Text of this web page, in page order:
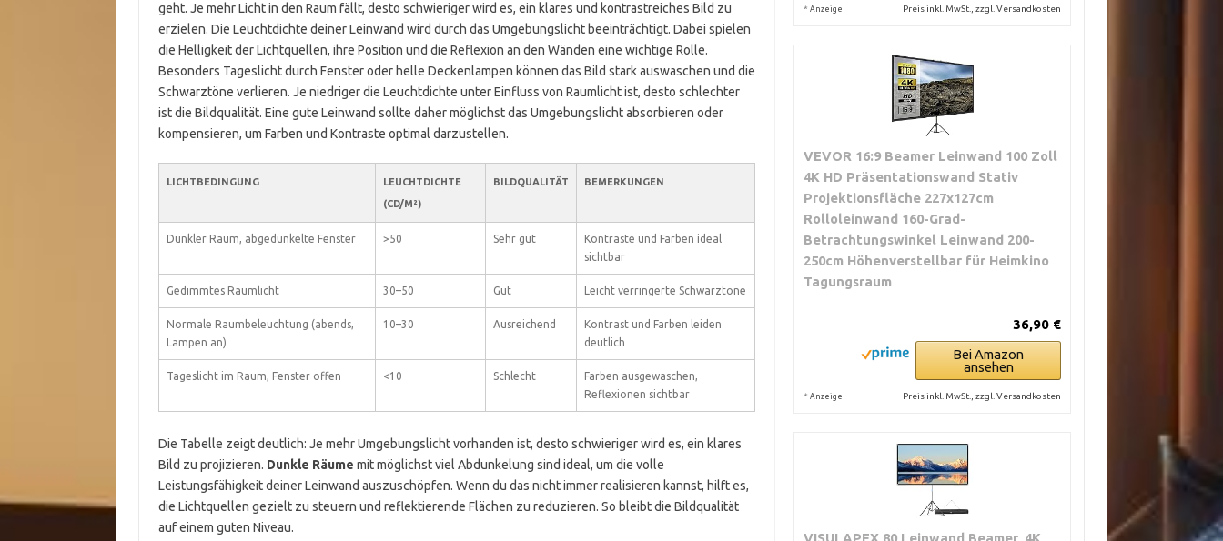
geht. Je mehr Licht in den Raum fällt, desto schwieriger wird es, ein klares und kontrastreiches Bild zu
erzielen. Die Leuchtdichte deiner Leinwand wird durch das Umgebungslicht beeinträchtigt. Dabei spielen
die Helligkeit der Lichtquellen, ihre Position und die Reflexion an den Wänden eine wichtige Rolle.
Besonders Tageslicht durch Fenster oder helle Deckenlampen können das Bild stark auswaschen und die
Schwarztöne verlieren. Je niedriger die Leuchtdichte unter Einfluss von Raumlicht ist, desto schlechter
ist die Bildqualität. Eine gute Leinwand sollte daher möglichst das Umgebungslicht absorbieren oder
kompensieren, um Farben und Kontraste optimal darzustellen.
LICHTBEDINGUNG
LEUCHTDICHTE
(CD/M²)
BILDQUALITÄT BEMERKUNGEN
Dunkler Raum, abgedunkelte Fenster >50 Sehr gut
Kontraste und Farben ideal
sichtbar
Gedimmtes Raumlicht 30–50 Gut Leicht verringerte Schwarztöne
Normale Raumbeleuchtung (abends,
Lampen an)
10–30 Ausreichend
Kontrast und Farben leiden
deutlich
Tageslicht im Raum, Fenster offen <10 Schlecht
Farben ausgewaschen,
Reflexionen sichtbar
Die Tabelle zeigt deutlich: Je mehr Umgebungslicht vorhanden ist, desto schwieriger wird es, ein klares
Bild zu projizieren. Dunkle Räume mit möglichst viel Abdunkelung sind ideal, um die volle
Leistungsfähigkeit deiner Leinwand auszuschöpfen. Wenn du das nicht immer realisieren kannst, hilft es,
die Lichtquellen gezielt zu steuern und reflektierende Flächen zu reduzieren. So bleibt die Bildqualität
auf einem guten Niveau.
* Anzeige Preis inkl. MwSt., zzgl. Versandkosten
VEVOR 16:9 Beamer Leinwand 100 Zoll
4K HD Präsentationswand Stativ
Projektionsfläche 227x127cm
Rolloleinwand ​160-Grad-
Betrachtungswinkel Leinwand 200-
250cm Höhenverstellbar für Heimkino
Tagungsraum
36,90 €
Bei Amazon
ansehen
* Anzeige Preis inkl. MwSt., zzgl. Versandkosten
VISULAPEX 80 Leinwand Beamer, 4K